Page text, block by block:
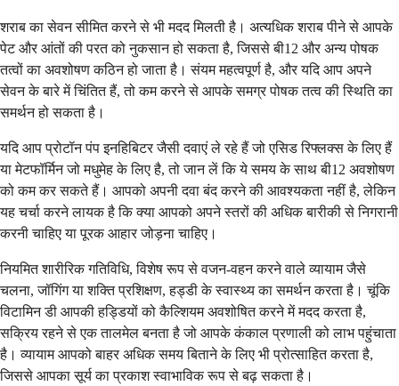
शराब का सेवन सीमित करने से भी मदद मिलती है। अत्यधिक शराब पीने से आपके
पेट और आंतों की परत को नुकसान हो सकता है, जिससे बी12 और अन्य पोषक
तत्वों का अवशोषण कठिन हो जाता है। संयम महत्वपूर्ण है, और यदि आप अपने
सेवन के बारे में चिंतित हैं, तो कम करने से आपके समग्र पोषक तत्व की स्थिति का
समर्थन हो सकता है।
यदि आप प्रोटॉन पंप इनहिबिटर जैसी दवाएं ले रहे हैं जो एसिड रिफ्लक्स के लिए हैं
या मेटफॉर्मिन जो मधुमेह के लिए है, तो जान लें कि ये समय के साथ बी12 अवशोषण
को कम कर सकते हैं। आपको अपनी दवा बंद करने की आवश्यकता नहीं है, लेकिन
यह चर्चा करने लायक है कि क्या आपको अपने स्तरों की अधिक बारीकी से निगरानी
करनी चाहिए या पूरक आहार जोड़ना चाहिए।
नियमित शारीरिक गतिविधि, विशेष रूप से वजन-वहन करने वाले व्यायाम जैसे
चलना, जॉगिंग या शक्ति प्रशिक्षण, हड्डी के स्वास्थ्य का समर्थन करता है। चूंकि
विटामिन डी आपकी हड्डियों को कैल्शियम अवशोषित करने में मदद करता है,
सक्रिय रहने से एक तालमेल बनता है जो आपके कंकाल प्रणाली को लाभ पहुंचाता
है। व्यायाम आपको बाहर अधिक समय बिताने के लिए भी प्रोत्साहित करता है,
जिससे आपका सूर्य का प्रकाश स्वाभाविक रूप से बढ़ सकता है।